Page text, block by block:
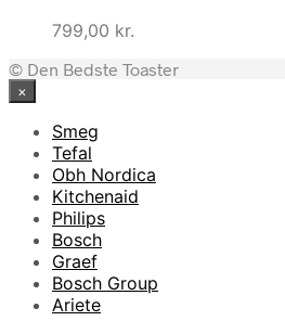
799,00 kr.
© Den Bedste Toaster
×
Smeg
Tefal
Obh Nordica
Kitchenaid
Philips
Bosch
Graef
Bosch Group
Ariete